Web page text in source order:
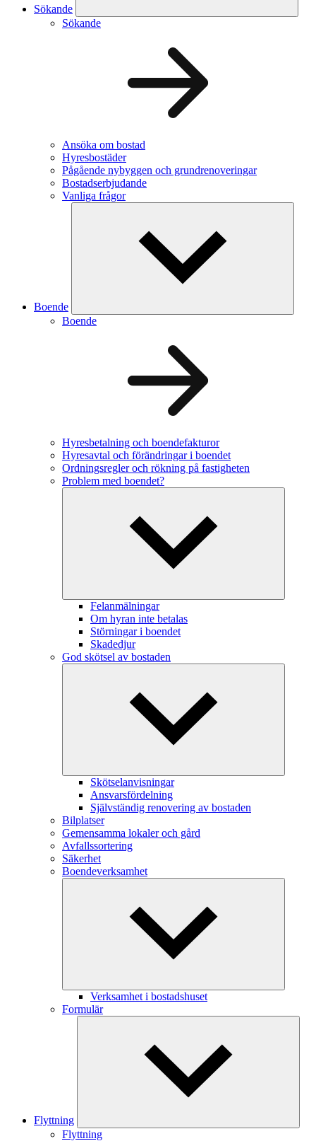
Sökande
Sökande
Ansöka om bostad
Hyresbostäder
Pågående nybyggen och grundrenoveringar
Bostadserbjudande
Vanliga frågor
Boende
Boende
Hyresbetalning och boendefakturor
Hyresavtal och förändringar i boendet
Ordningsregler och rökning på fastigheten
Problem med boendet?
Felanmälningar
Om hyran inte betalas
Störningar i boendet
Skadedjur
God skötsel av bostaden
Skötselanvisningar
Ansvarsfördelning
Självständig renovering av bostaden
Bilplatser
Gemensamma lokaler och gård
Avfallssortering
Säkerhet
Boendeverksamhet
Verksamhet i bostadshuset
Formulär
Flyttning
Flyttning